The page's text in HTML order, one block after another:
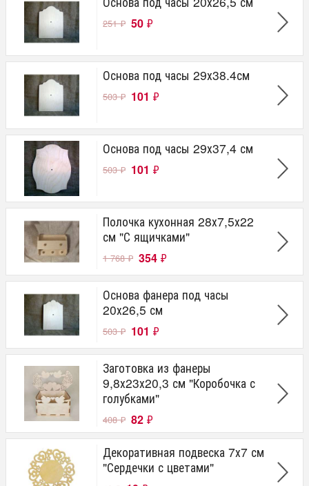
251₽ 50 ₽
Основа под часы 29х38.4см
503₽ 101 ₽
Основа под часы 29х37,4 см
503₽ 101 ₽
Полочка кухонная 28х7,5х22
см "С ящичками"
1 768₽ 354 ₽
Основа фанера под часы
20х26,5 см
503₽ 101 ₽
Заготовка из фанеры
9,8х23х20,3 см "Коробочка с
голубками"
408₽ 82 ₽
Декоративная подвеска 7х7 см
"Сердечки с цветами"